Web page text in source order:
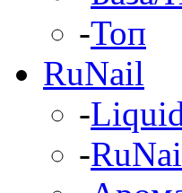
-Топ
RuNail
-
-